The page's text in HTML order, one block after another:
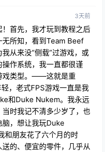
戏类型。——这就是重
，老式FPS游戏一直是我
和Duke Nukem。我永远
时我记不清多少岁了，也
脑，想让我玩Duke
朋友花了六个月的时
的、便宜的零件，几乎从
脑”，就为了玩这类游戏。
，内存也就
正我们那时候把家里的电
那时候可没法上网玩游
线！四人、八人局域网联